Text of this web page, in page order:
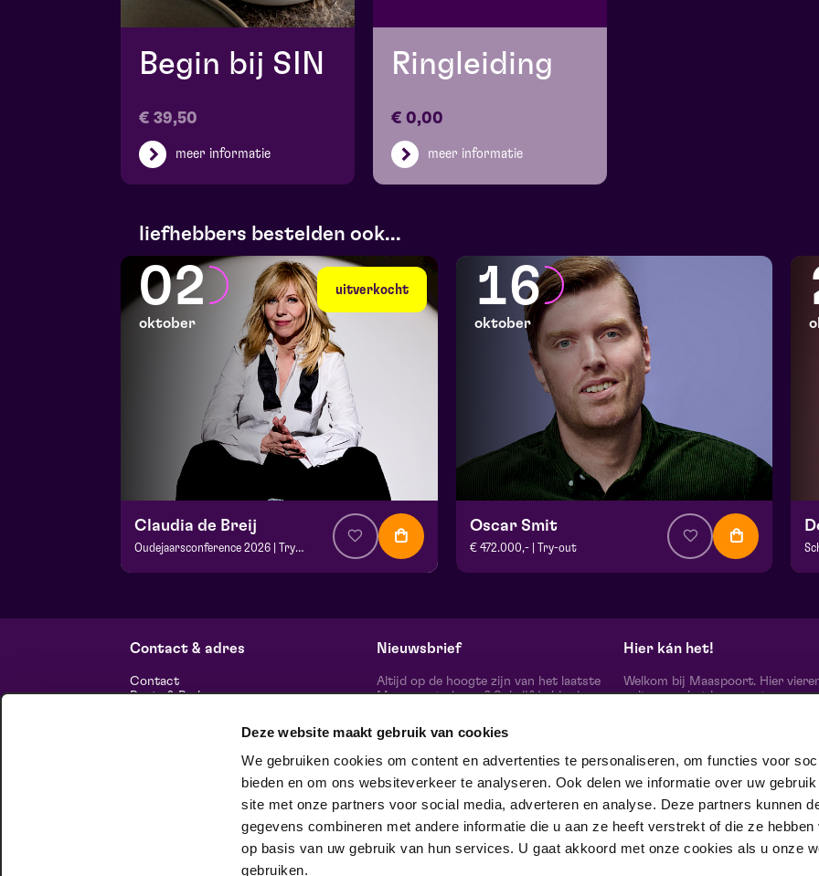
Deze website maakt gebruik van cookies
We gebruiken cookies om content en advertenties te personaliseren, om functies voor
bieden en om ons websiteverkeer te analyseren. Ook delen we informatie over uw
site met onze partners voor social media, adverteren en analyse. Deze partners kunnen
gegevens combineren met andere informatie die u aan ze heeft verstrekt of die ze hebben
op basis van uw gebruik van hun services. U gaat akkoord met onze cookies als u onze
gebruiken.
Begin bij SIN
€ 39,50
meer informatie
Ringleiding
€ 0,00
meer informatie
liefhebbers bestelden ook...
uitverkocht
02
oktober
Claudia de Breij
Oudejaarsconference 2026 | Try-out
vr 2 oktober 2026 | 20:15
16
oktober
Oscar Smit
€ 472.000,- | Try-out
vr 16 oktober 2026 | 20:15
za
Contact & adres
Contact
Route & Parkeren
Duurzaam ondernemen
Nieuwsbrief
Altijd op de hoogte zijn van het laatste
Maaspoort nieuws? Schrijf je hier in
schrijf je in
volg ons op
Hier kán het!
Welkom bij Maaspoort. Hier
cultuur en het leven met een
echte verschil maak je samen’.
Winnaar van de Red Dot Award
& Communication Design 2024
categorie Corporate Design &